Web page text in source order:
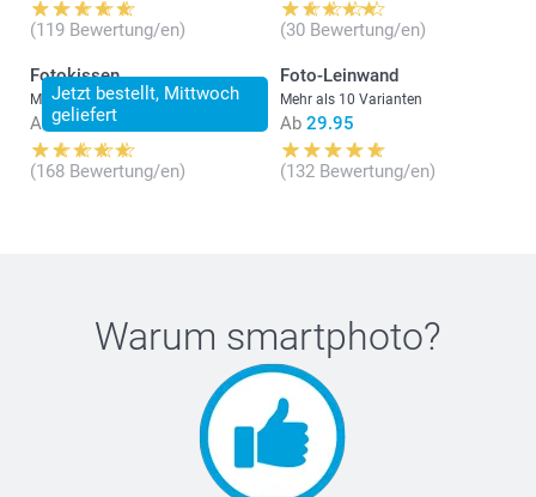
(119 Bewertung/en) (30 Bewertung/en)
Jetzt bestellt, Mittwoch
geliefert
Fotokissen
Mehr als 10 Varianten
Ab 28.95
(168 Bewertung/en)
Foto-Leinwand
Mehr als 10 Varianten
Ab 29.95
(132 Bewertung/en)
Warum smartphoto?